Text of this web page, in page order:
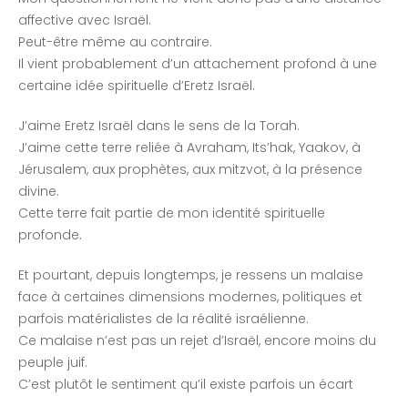
affective avec Israël.
Peut-être même au contraire.
Il vient probablement d’un attachement profond à une
certaine idée spirituelle d’Eretz Israël.
J’aime Eretz Israël dans le sens de la Torah.
J’aime cette terre reliée à Avraham, Its’hak, Yaakov, à
Jérusalem, aux prophètes, aux mitzvot, à la présence
divine.
Cette terre fait partie de mon identité spirituelle
profonde.
Et pourtant, depuis longtemps, je ressens un malaise
face à certaines dimensions modernes, politiques et
parfois matérialistes de la réalité israélienne.
Ce malaise n’est pas un rejet d’Israël, encore moins du
peuple juif.
C’est plutôt le sentiment qu’il existe parfois un écart